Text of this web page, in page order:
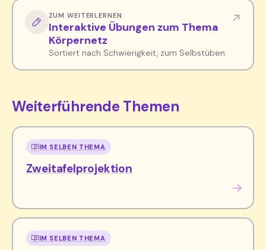
ZUM WEITERLERNEN
Interaktive Übungen zum Thema
Körpernetz
Sortiert nach Schwierigkeit, zum Selbstüben.
Weiterführende Themen
IM SELBEN THEMA
Zweitafelprojektion
IM SELBEN THEMA